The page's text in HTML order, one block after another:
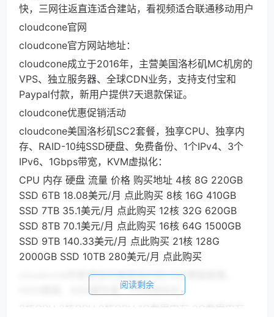
快，三网往返直连适合建站，看视频适合联通移动用户
cloudcone官网
cloudcone官方网站地址：
cloudcone成立于2016年，主营美国洛杉矶MC机房的
VPS、独立服务器、全球CDN业务，支持支付宝和
Paypal付款，新用户提供7天退款保证。
cloudcone优惠促销活动
cloudcone美国洛杉矶SC2套餐，独享CPU、独享内
存、RAID-10纯SSD硬盘、免费备份、1个IPv4、3个
IPv6、1Gbps带宽，KVM虚拟化：
CPU 内存 硬盘 流量 价格 购买地址 4核 8G 220GB
SSD 6TB 18.08美元/月 点此购买 8核 16G 410GB
SSD 7TB 35.1美元/月 点此购买 12核 32G 620GB
SSD 8TB 70.1美元/月 点此购买 16核 64G 1500GB
SSD 9TB 140.33美元/月 点此购买 21核 128G
2000GB SSD 10TB 280美元/月 点此购买
cloudcone的更便宜的美国洛杉矶HDD硬盘套餐，
HDD硬盘、SSD缓存盘，KVM虚拟化：
2核CPU 2核CPU 2核CPU 1G专用内存 2G专用内存
阅读剩余